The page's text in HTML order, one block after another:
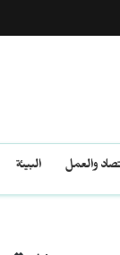
والعمل البيئة